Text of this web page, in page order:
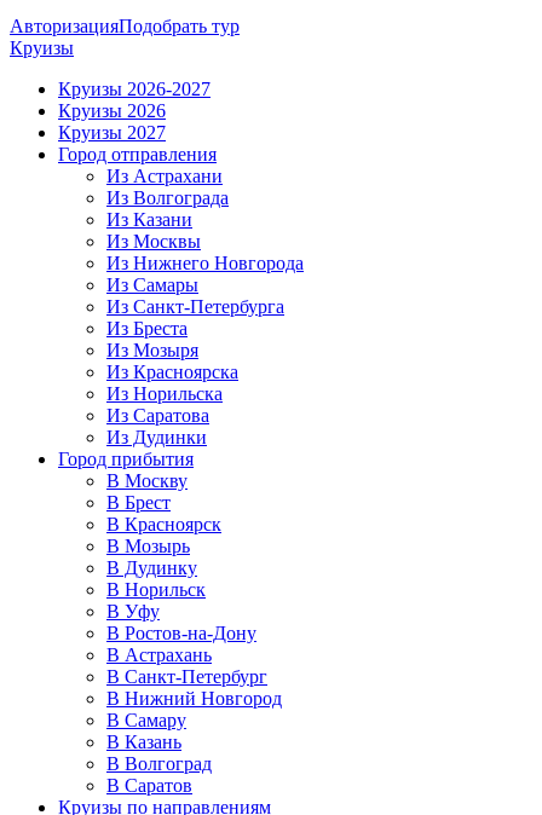
АвторизацияПодобрать тур
Круизы
Круизы 2026-2027
Круизы 2026
Круизы 2027
Город отправления
Из Астрахани
Из Волгограда
Из Казани
Из Москвы
Из Нижнего Новгорода
Из Самары
Из Санкт-Петербурга
Из Бреста
Из Мозыря
Из Красноярска
Из Норильска
Из Саратова
Из Дудинки
Город прибытия
В Москву
В Брест
В Красноярск
В Мозырь
В Дудинку
В Норильск
В Уфу
В Ростов-на-Дону
В Астрахань
В Санкт-Петербург
В Нижний Новгород
В Самару
В Казань
В Волгоград
В Саратов
Круизы по направлениям